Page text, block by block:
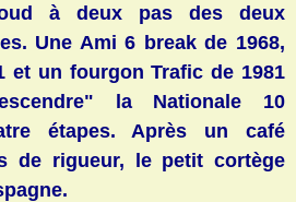
à deux pas des deux
Une Ami 6 break de 1968,
et un fourgon Trafic de 1981
la Nationale 10
étapes. Après un café
de rigueur, le petit cortège